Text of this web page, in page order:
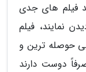
فیلم های جدی
نمایند، فیلم
حوصله ترین و
دوست دارند